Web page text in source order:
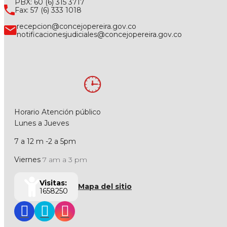
PBX: 60 (6) 315 3717
Fax: 57 (6) 333 1018
recepcion@concejopereira.gov.co
notificacionesjudiciales@concejopereira.gov.co
Horario Atención público
Lunes a Jueves
7 a 12 m -2 a 5pm
Viernes 7 am a 3 pm
Visitas:
1658250
Mapa del sitio